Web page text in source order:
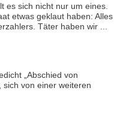
es sich nicht nur um eines.
etwas geklaut haben: Alles
Täter haben wir ...
„Abschied von
sich von einer weiteren